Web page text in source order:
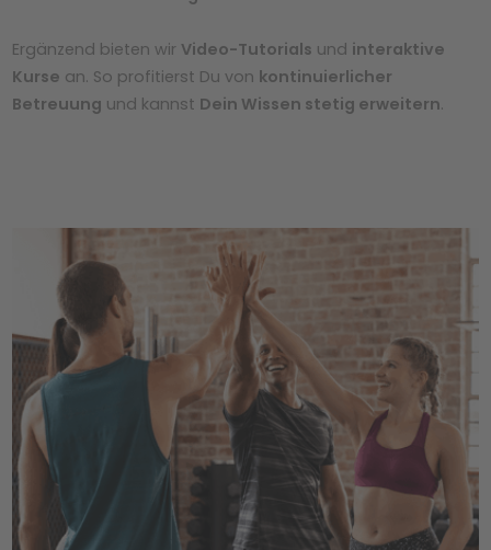
Ergänzend bieten wir Video-Tutorials und interaktive
Kurse an. So profitierst Du von kontinuierlicher
Betreuung und kannst Dein Wissen stetig erweitern.